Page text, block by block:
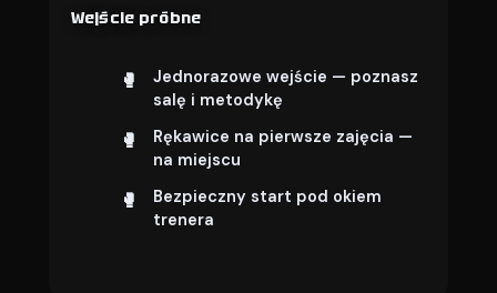
Wejście próbne
Jednorazowe wejście — poznasz
salę i metodykę
Rękawice na pierwsze zajęcia —
na miejscu
Bezpieczny start pod okiem
trenera